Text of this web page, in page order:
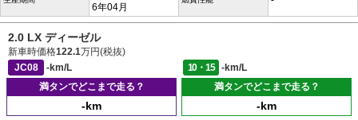
6年04月
2.0 LX ディーゼル
新車時価格122.1万円(税抜)
JC08
-km/L 10・15
-km/L
満タンでどこまで走る？
-km
満タンでどこまで走る？
-km